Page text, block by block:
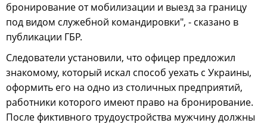
бронирование от мобилизации и выезд за границу
под видом служебной командировки", - сказано в
публикации ГБР.
Следователи установили, что офицер предложил
знакомому, который искал способ уехать с Украины,
оформить его на одно из столичных предприятий,
работники которого имеют право на бронирование.
После фиктивного трудоустройства мужчину должны